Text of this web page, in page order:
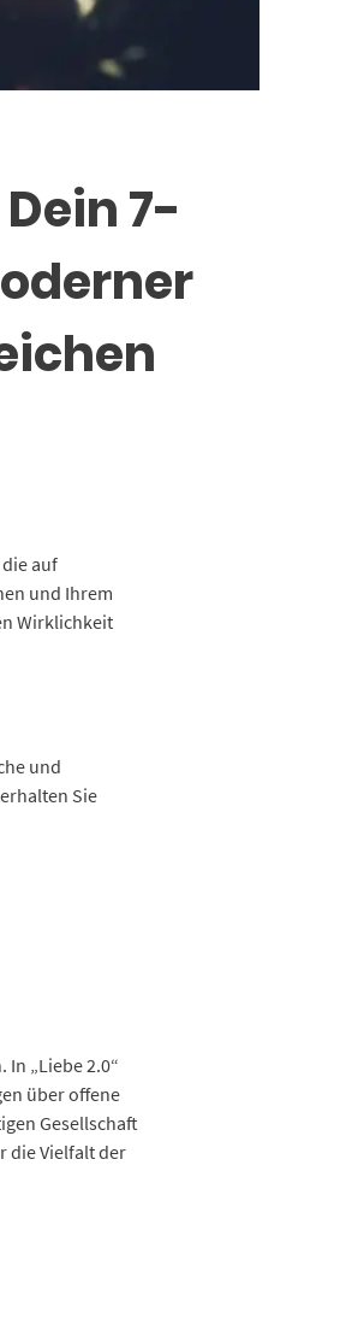
7-
auf
und Ihrem
Wirklichkeit
und
Sie
„Liebe 2.0“
über offene
Gesellschaft
die Vielfalt der